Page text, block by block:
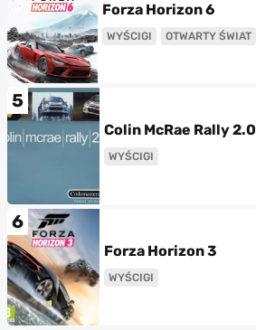
Forza Horizon 6
WYŚCIGI OTWARTY ŚWIAT
5
Colin McRae Rally 2.0
WYŚCIGI
6
Forza Horizon 3
WYŚCIGI